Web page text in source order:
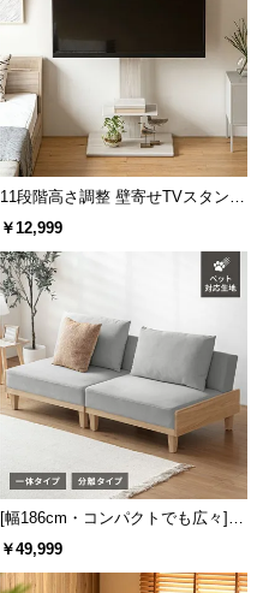
11段階高さ調整 壁寄せTVスタンド
キャスター付き 上下左右角度調節
￥12,999
[幅186cm・コンパクトでも広々] 3
人掛けソファベッド リクライニン
￥49,999